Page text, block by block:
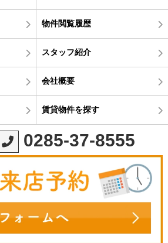
物件閲覧履歴
スタッフ紹介
会社概要
賃貸物件を探す
0285-37-8555